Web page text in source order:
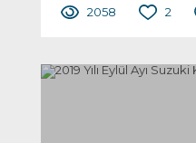
2058 2